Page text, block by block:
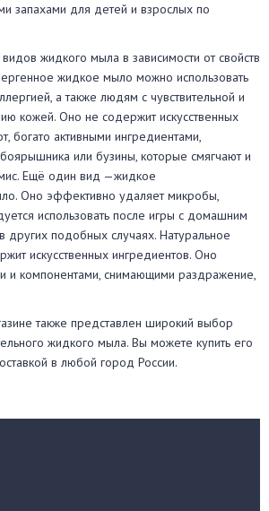
запахами для детей и взрослых по
жидкого мыла в зависимости от свойств
жидкое мыло можно использовать
а также людям с чувствительной и
кожей. Оно не содержит искусственных
богато активными ингредиентами,
или бузины, которые смягчают и
Ещё один вид —жидкое
Оно эффективно удаляет микробы,
использовать после игры с домашним
других подобных случаях. Натуральное
искусственных ингредиентов. Оно
и компонентами, снимающими раздражение,
также представлен широкий выбор
жидкого мыла. Вы можете купить его
в любой город России.